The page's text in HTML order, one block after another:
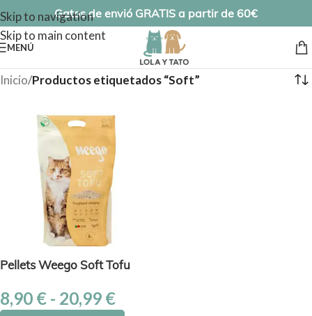
Skip to navigation
Skip to main content
Gatos de envió GRATIS a partir de 60€
MENÚ
Inicio/Productos etiquetados “Soft”
Pellets Weego Soft Tofu
8,90 € - 20,99 €